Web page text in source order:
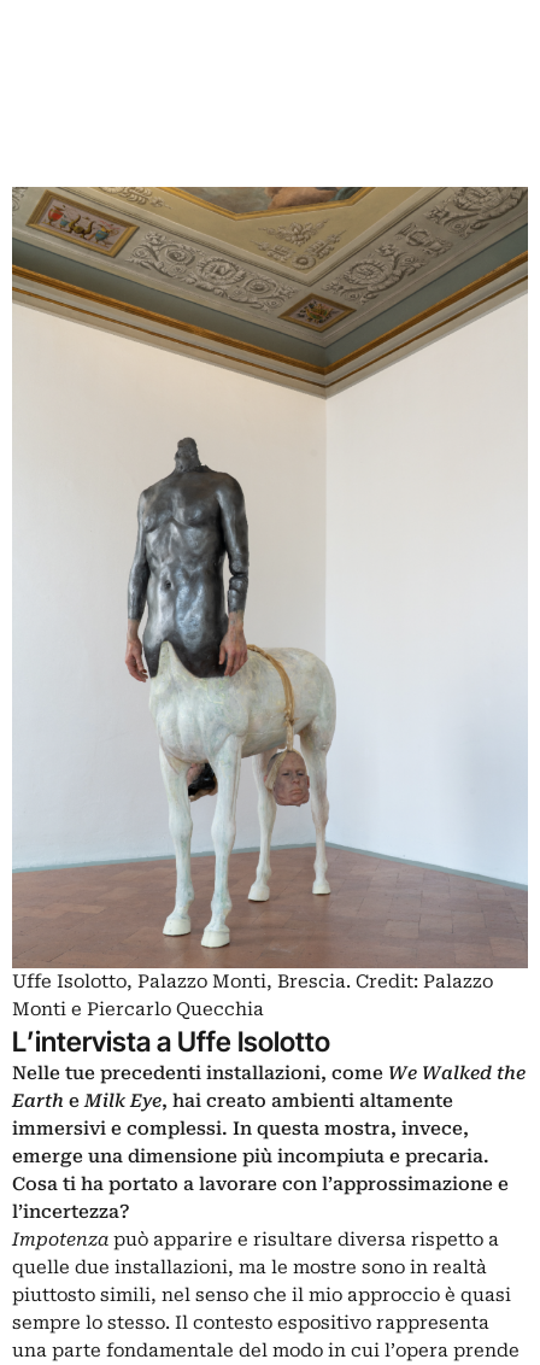
Uffe Isolotto, Palazzo Monti, Brescia. Credit: Palazzo
Monti e Piercarlo Quecchia
L’intervista a Uffe Isolotto
Nelle tue precedenti installazioni, come We Walked the
Earth eMilk Eye, hai creato ambienti altamente
immersivi e complessi. In questa mostra, invece,
emerge una dimensione più incompiuta e precaria.
Cosa ti ha portato a lavorare con l’approssimazione e
l’incertezza?
Impotenza può apparire e risultare diversa rispetto a
quelle due installazioni, ma le mostre sono in realtà
piuttosto simili, nel senso che il mio approccio è quasi
sempre lo stesso. Il contesto espositivo rappresenta
una parte fondamentale del modo in cui l’opera prende